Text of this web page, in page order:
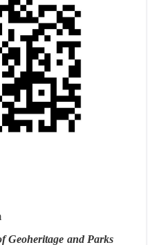
Geoheritage and Parks